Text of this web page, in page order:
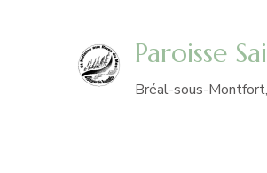
Paroisse
Bréal-sous-